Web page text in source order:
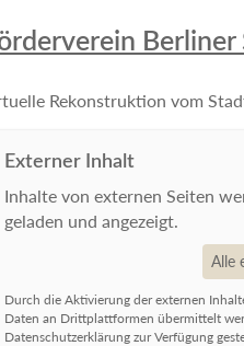
Berliner
Rekonstruktion vom
Externer Inhalt
Inhalte von externen Seiten
geladen und angezeigt.
Alle
Durch die Aktivierung der externen
Daten an Drittplattformen übermittelt
Datenschutzerklärung zur Verfügung